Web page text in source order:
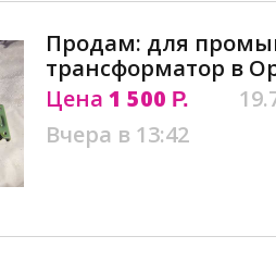
Продам: для
трансформатор в
Цена 1 500 Р.
Вчера в 13:42